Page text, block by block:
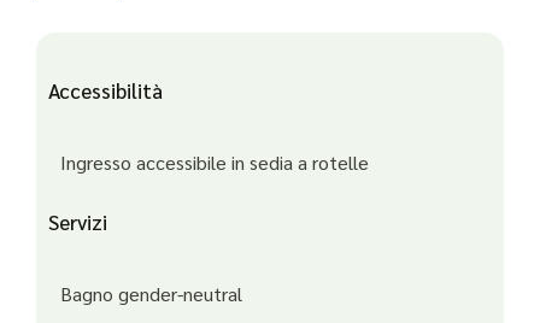
Accessibilità
Ingresso accessibile in sedia a rotelle
Servizi
Bagno gender-neutral